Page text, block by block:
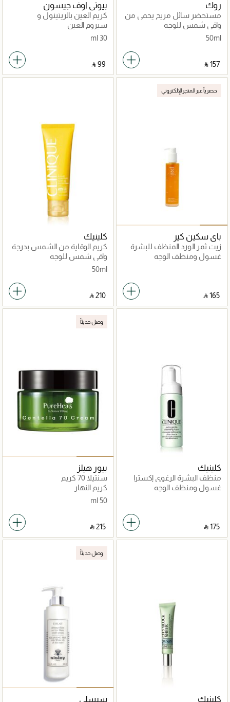
روك
مستحضر سائل مريح يحمي من
الشمس بعامل 50 50 مل
واقي شمس للوجه
50ml
‎ ⃁ ⁦157⁩ ‎
بيوتي اوف جيسون
كريم العين بالريتينول و
الجينسنغ
سيروم العين
30 ml
‎ ⃁ ⁦99⁩ ‎
حصرياً عبر المتجر الإلكتروني
باي سكين كير
زيت ثمر الورد المنظف للبشرة
الحساسة
غسول ومنظف الوجه
‎ ⃁ ⁦165⁩ ‎
كلينيك
كريم الوقاية من الشمس بدرجة
SPF50
واقي شمس للوجه
50ml
‎ ⃁ ⁦210⁩ ‎
كلينيك
منظف البشرة الرغوي إكسترا
جينتل كلينسينغ فوم 125مل
غسول ومنظف الوجه
‎ ⃁ ⁦175⁩ ‎
وصل حديثاً
بيور هيلز
سنتيلا 70 كريم
كريم النهار
50 ml
‎ ⃁ ⁦215⁩ ‎
كلينيك
وصل حديثاً
سيسلي